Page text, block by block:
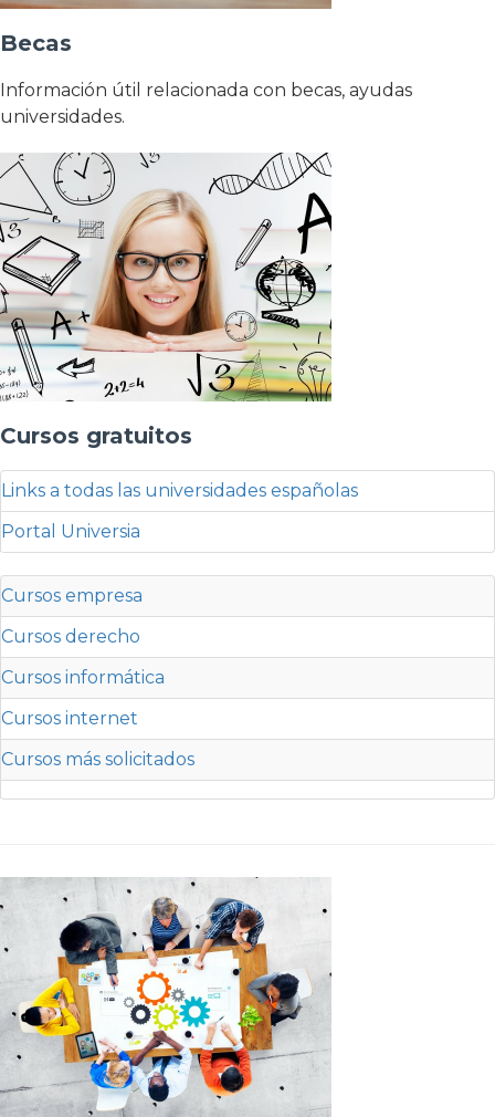
Becas
Información útil relacionada con becas, ayudas
universidades.
Cursos gratuitos
Links a todas las universidades españolas
Portal Universia
Cursos empresa
Cursos derecho
Cursos informática
Cursos internet
Cursos más solicitados